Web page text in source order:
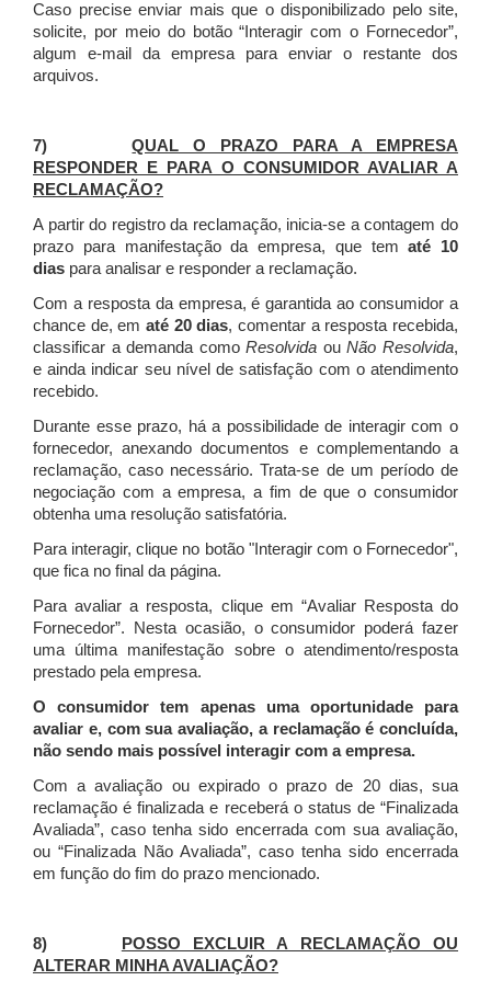
Caso precise enviar mais que o disponibilizado pelo site,
solicite, por meio do botão “Interagir com o Fornecedor”,
algum e-mail da empresa para enviar o restante dos
arquivos.
7)QUAL O PRAZO PARA A EMPRESA
RESPONDER E PARA O CONSUMIDOR AVALIAR A
RECLAMAÇÃO?
A partir do registro da reclamação, inicia-se a contagem do
prazo para manifestação da empresa, que tematé 10
dias para analisar e responder a reclamação.
Com a resposta da empresa, é garantida ao consumidor a
chance de, em até 20 dias, comentar a resposta recebida,
classificar a demanda comoResolvida ouNão Resolvida,
e ainda indicar seu nível de satisfação com o atendimento
recebido.
Durante esse prazo, há a possibilidade de interagir com o
fornecedor, anexando documentos e complementando a
reclamação, caso necessário.Trata-se de um período de
negociação com a empresa, a fim de que o consumidor
obtenha uma resolução satisfatória.
Para interagir, clique no botão "Interagir com o Fornecedor",
que fica no final da página.
Para avaliar a resposta, clique em “Avaliar Resposta do
Fornecedor”. Nesta ocasião, o consumidor poderá fazer
uma última manifestação sobre o atendimento/resposta
prestado pela empresa.
O consumidor tem apenas uma oportunidade para
avaliar e, com sua avaliação, a reclamação é concluída,
não sendo mais possível interagir com a empresa.
Com a avaliação ou expirado o prazo de 20 dias, sua
reclamação é finalizada e receberá o status de “Finalizada
Avaliada”, caso tenha sido encerrada com sua avaliação,
ou “Finalizada Não Avaliada”, caso tenha sido encerrada
em função do fim do prazo mencionado.
8)
POSSO EXCLUIR A RECLAMAÇÃO OU
ALTERAR MINHA AVALIAÇÃO?